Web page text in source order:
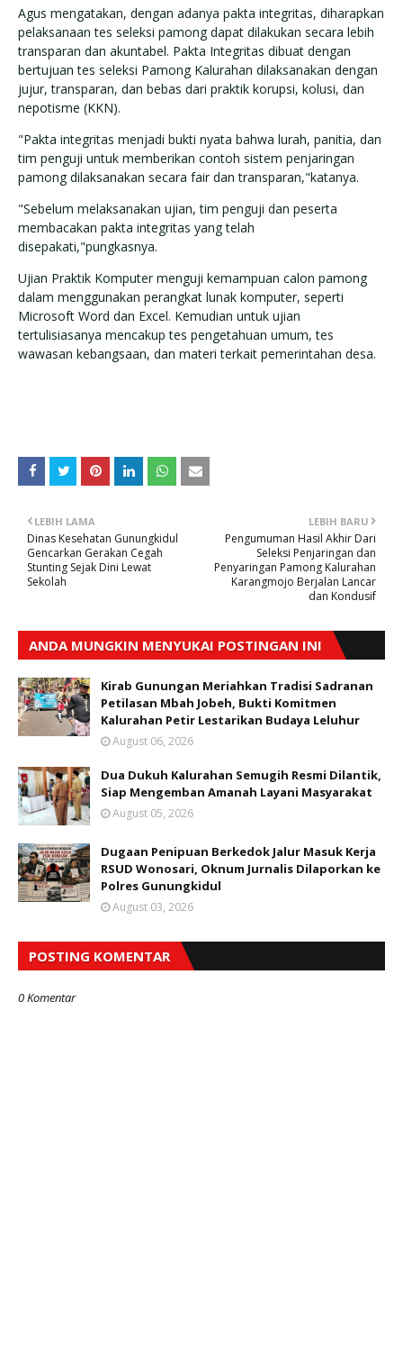
Agus mengatakan, dengan adanya pakta integritas, diharapkan
pelaksanaan tes seleksi pamong dapat dilakukan secara lebih
transparan dan akuntabel. Pakta Integritas dibuat dengan
bertujuan tes seleksi Pamong Kalurahan dilaksanakan dengan
jujur, transparan, dan bebas dari praktik korupsi, kolusi, dan
nepotisme (KKN).
"Pakta integritas menjadi bukti nyata bahwa lurah, panitia, dan
tim penguji untuk memberikan contoh sistem penjaringan
pamong dilaksanakan secara fair dan transparan,"katanya.
"Sebelum melaksanakan ujian, tim penguji dan peserta
membacakan pakta integritas yang telah
disepakati,"pungkasnya.
Ujian Praktik Komputer menguji kemampuan calon pamong
dalam menggunakan perangkat lunak komputer, seperti
Microsoft Word dan Excel. Kemudian untuk ujian
tertulisiasanya mencakup tes pengetahuan umum, tes
wawasan kebangsaan, dan materi terkait pemerintahan desa.
LEBIH BARU
Pengumuman Hasil Akhir Dari
Seleksi Penjaringan dan
Penyaringan Pamong Kalurahan
Karangmojo Berjalan Lancar
dan Kondusif
LEBIH LAMA
Dinas Kesehatan Gunungkidul
Gencarkan Gerakan Cegah
Stunting Sejak Dini Lewat
Sekolah
ANDA MUNGKIN MENYUKAI POSTINGAN INI
Kirab Gunungan Meriahkan Tradisi Sadranan
Petilasan Mbah Jobeh, Bukti Komitmen
Kalurahan Petir Lestarikan Budaya Leluhur
August 06, 2026
Dua Dukuh Kalurahan Semugih Resmi Dilantik,
Siap Mengemban Amanah Layani Masyarakat
August 05, 2026
Dugaan Penipuan Berkedok Jalur Masuk Kerja
RSUD Wonosari, Oknum Jurnalis Dilaporkan ke
Polres Gunungkidul
August 03, 2026
POSTING KOMENTAR
0 Komentar